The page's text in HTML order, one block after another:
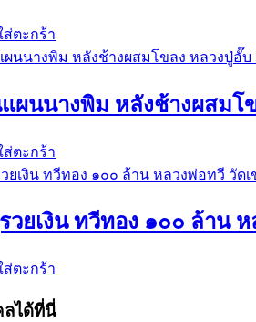
ส่ตะกร้า
ผนนางพิม หลังช้างผสมโ
ส่ตะกร้า
วยเงิน ทวีทอง ๑๐๐ ล้าน
ส่ตะกร้า
ได้ที่นี่